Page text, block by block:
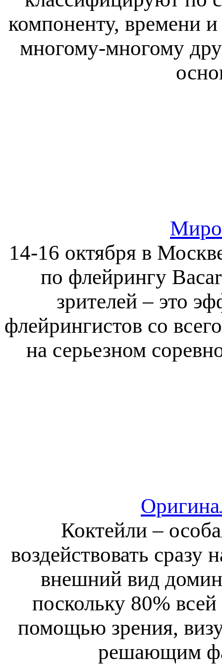
компоненту, времени
многому-многому
14-16 октября в
по флейрингу
зрителей – это
флейрингистов со
на серьезном
Коктейли –
воздействовать сразу
внешний вид
поскольку 80%
помощью зрения,
решающим